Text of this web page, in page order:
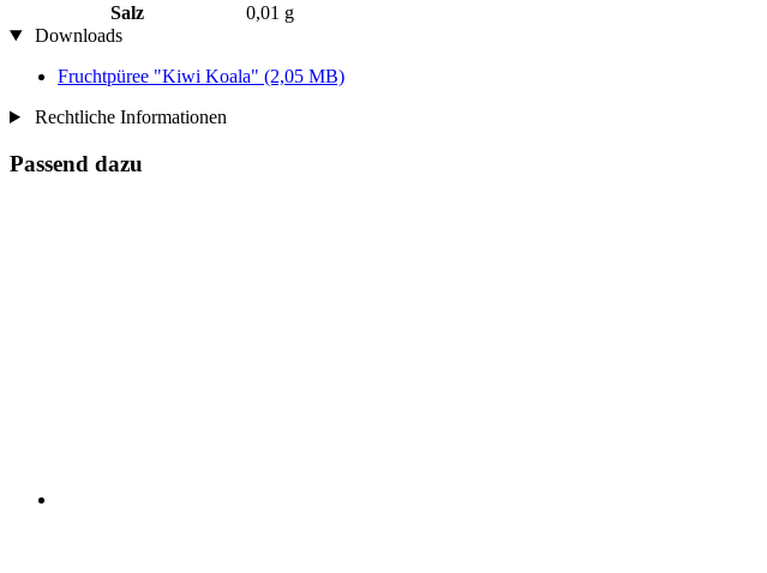
Salz
0,01 g
Downloads
Fruchtpüree "Kiwi Koala" (2,05 MB)
Rechtliche Informationen
Passend dazu